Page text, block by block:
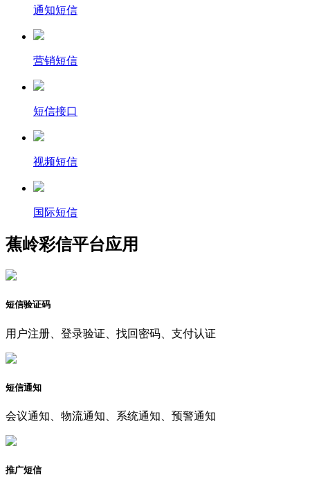
通知短信
营销短信
短信接口
视频短信
国际短信
蕉岭彩信平台应用
短信验证码
用户注册、登录验证、找回密码、支付认证
短信通知
会议通知、物流通知、系统通知、预警通知
推广短信